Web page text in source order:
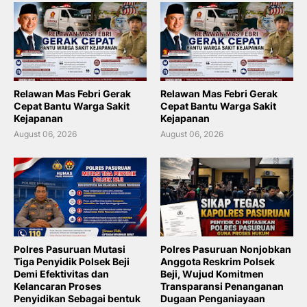
Relawan Mas Febri Gerak
Cepat Bantu Warga Sakit
Kejapanan
August 06, 2026
Relawan Mas Febri Gerak
Cepat Bantu Warga Sakit
Kejapanan
August 06, 2026
Polres Pasuruan Mutasi
Tiga Penyidik Polsek Beji
Demi Efektivitas dan
Kelancaran Proses
Penyidikan Sebagai bentuk
Polres Pasuruan Nonjobkan
Anggota Reskrim Polsek
Beji, Wujud Komitmen
Transparansi Penanganan
Dugaan Penganiayaan